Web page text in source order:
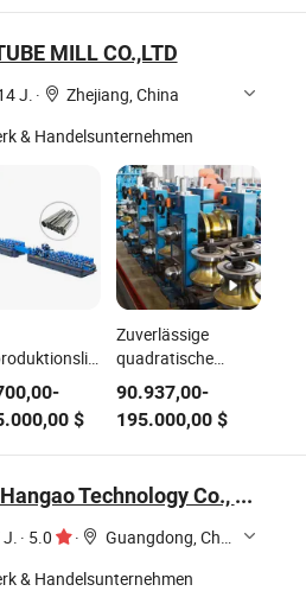
MILL CO.,LTD
J. ·
Zhejiang, China
& Handelsunternehmen
zu
von
für
und
-
$
Zuverlässige
quadratische
Rohrherstellungsanlagen
mit fortschrittlichen
Schweiß- und
Biegefähigkeiten
dekorative
Herstellung von
quadratischen
90.937,00-
195.000,00$
Guangdong Hangao Technology Co., Ltd.
J. · 5.0 ·
Guangdong, China
& Handelsunternehmen